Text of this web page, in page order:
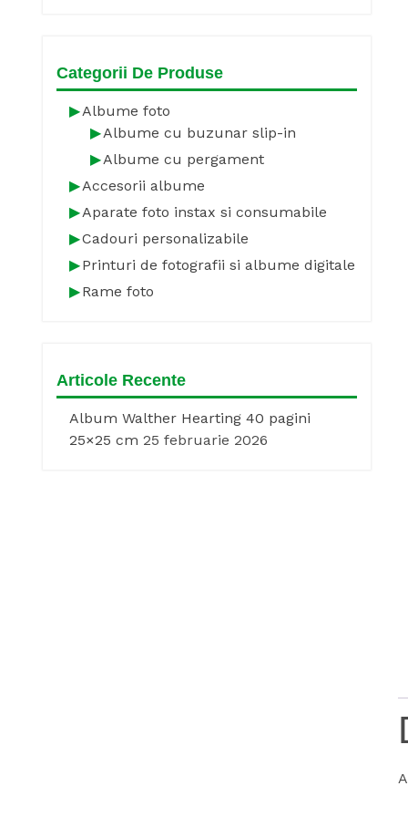
Categorii De Produse
Albume foto
Albume cu buzunar slip-in
Albume cu pergament
Accesorii albume
Aparate foto instax si consumabile
Cadouri personalizabile
Printuri de fotografii si albume digitale
Rame foto
Articole Recente
Album Walther Hearting 40 pagini
25×25 cm 25 februarie 2026